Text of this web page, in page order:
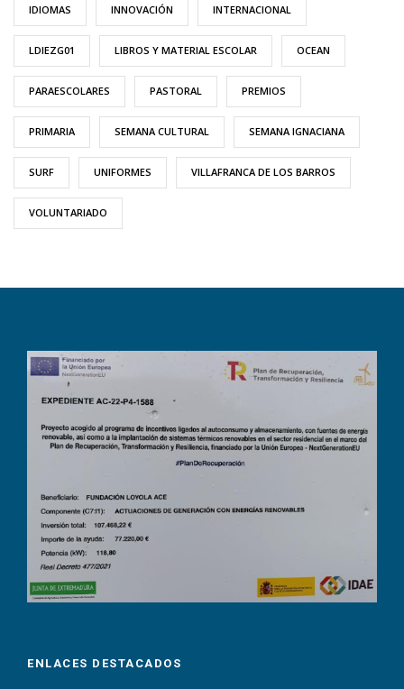
IDIOMAS INNOVACIÓN INTERNACIONAL
LDIEZG01 LIBROS Y MATERIAL ESCOLAR OCEAN
PARAESCOLARES PASTORAL PREMIOS
PRIMARIA SEMANA CULTURAL SEMANA IGNACIANA
SURF UNIFORMES VILLAFRANCA DE LOS BARROS
VOLUNTARIADO
ENLACES DESTACADOS